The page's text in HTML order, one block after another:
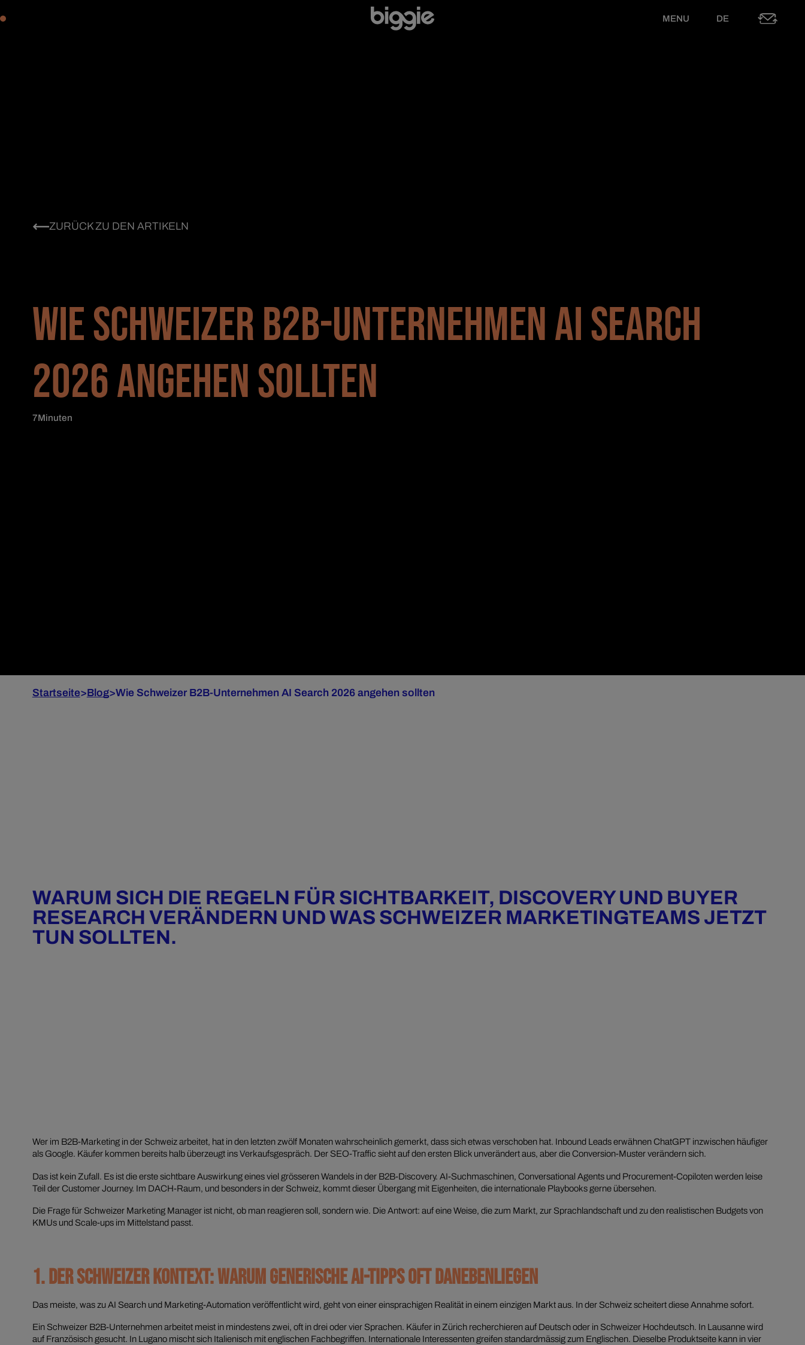
MENU DE
ZURÜCK ZU DEN ARTIKELN
WIE SCHWEIZER B2B-UNTERNEHMEN AI SEARCH
2026 ANGEHEN SOLLTEN
7Minuten
Startseite>Blog>Wie Schweizer B2B-Unternehmen AI Search 2026 angehen sollten
WARUM SICH DIE REGELN FÜR SICHTBARKEIT, DISCOVERY UND BUYER
RESEARCH VERÄNDERN UND WAS SCHWEIZER MARKETINGTEAMS JETZT
TUN SOLLTEN.
Wer im B2B-Marketing in der Schweiz arbeitet, hat in den letzten zwölf Monaten wahrscheinlich gemerkt, dass sich etwas verschoben hat. Inbound Leads erwähnen ChatGPT inzwischen häufiger
als Google. Käufer kommen bereits halb überzeugt ins Verkaufsgespräch. Der SEO-Traffic sieht auf den ersten Blick unverändert aus, aber die Conversion-Muster verändern sich.
Das ist kein Zufall. Es ist die erste sichtbare Auswirkung eines viel grösseren Wandels in der B2B-Discovery. AI-Suchmaschinen, Conversational Agents und Procurement-Copiloten werden leise
Teil der Customer Journey. Im DACH-Raum, und besonders in der Schweiz, kommt dieser Übergang mit Eigenheiten, die internationale Playbooks gerne übersehen.
Die Frage für Schweizer Marketing Manager ist nicht, ob man reagieren soll, sondern wie. Die Antwort: auf eine Weise, die zum Markt, zur Sprachlandschaft und zu den realistischen Budgets von
KMUs und Scale-ups im Mittelstand passt.
1. DER SCHWEIZER KONTEXT: WARUM GENERISCHE AI-TIPPS OFT DANEBENLIEGEN
Das meiste, was zu AI Search und Marketing-Automation veröffentlicht wird, geht von einer einsprachigen Realität in einem einzigen Markt aus. In der Schweiz scheitert diese Annahme sofort.
Ein Schweizer B2B-Unternehmen arbeitet meist in mindestens zwei, oft in drei oder vier Sprachen. Käufer in Zürich recherchieren auf Deutsch oder in Schweizer Hochdeutsch. In Lausanne wird
auf Französisch gesucht. In Lugano mischt sich Italienisch mit englischen Fachbegriffen. Internationale Interessenten greifen standardmässig zum Englischen. Dieselbe Produktseite kann in vier